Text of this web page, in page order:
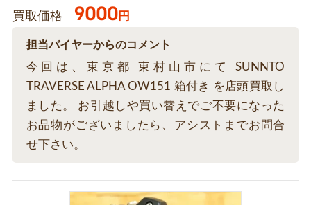
買取価格 9000円
担当バイヤーからのコメント
今回は、東京都 東村山市にて SUNNTO
TRAVERSE ALPHA OW151 箱付き を店頭買取し
ました。 お引越しや買い替えでご不要になった
お品物がございましたら、アシストまでお問合
せ下さい。